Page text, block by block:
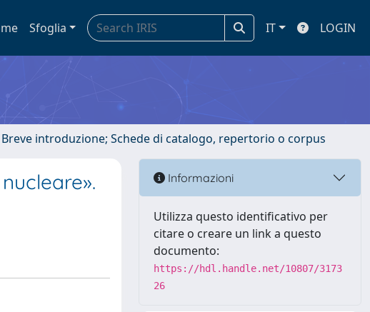
Sfoglia IT LOGIN
introduzione; Schede di catalogo, repertorio o corpus
Informazioni
Utilizza questo identificativo per
citare o creare un link a questo
documento:
https://hdl.handle.net/10807/3173
26